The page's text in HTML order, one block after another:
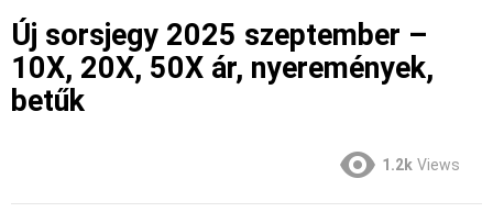
Új sorsjegy 2025 szeptember –
10X, 20X, 50X ár, nyeremények,
betűk
1.2k Views